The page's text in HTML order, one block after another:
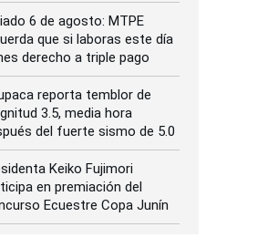
6 de agosto: MTPE
que si laboras este día
derecho a triple pago
reporta temblor de
3.5, media hora
del fuerte sismo de 5.0
Keiko Fujimori
en premiación del
Ecuestre Copa Junín